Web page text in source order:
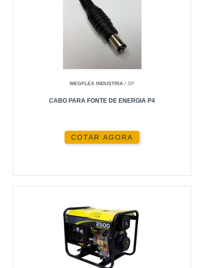
BENEFÍCIOS DO USO
COMO FUNCIONA?
COMPARAÇÃO COM CONCORRENTES
APLICAÇÕES PRÁTICAS
OPINIÕES DE ESPECIALISTAS
CONCLUSÃO
ENERGIA DRANETZ?
Os analisadores de energia Dranetz são
dispositivos avançados projetados para medir,
monitorar e analisar a qualidade e o consumo de
energia em diversas aplicações industriais e
comerciais. Eles são reconhecidos por sua
WEGFLEX INDUSTRIA / SP
CABO PARA FONTE DE ENERGIA P4
COTAR AGORA